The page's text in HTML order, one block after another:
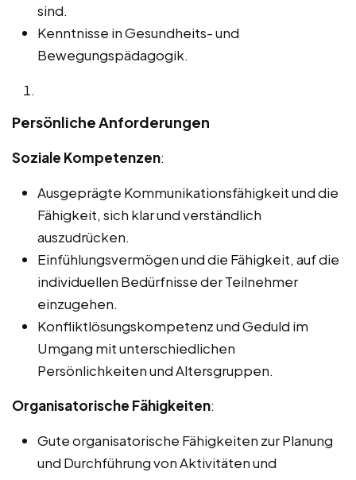
sind.
Kenntnisse in Gesundheits- und
Bewegungspädagogik.
Persönliche Anforderungen
Soziale Kompetenzen:
Ausgeprägte Kommunikationsfähigkeit und die
Fähigkeit, sich klar und verständlich
auszudrücken.
Einfühlungsvermögen und die Fähigkeit, auf die
individuellen Bedürfnisse der Teilnehmer
einzugehen.
Konfliktlösungskompetenz und Geduld im
Umgang mit unterschiedlichen
Persönlichkeiten und Altersgruppen.
Organisatorische Fähigkeiten:
Gute organisatorische Fähigkeiten zur Planung
und Durchführung von Aktivitäten und